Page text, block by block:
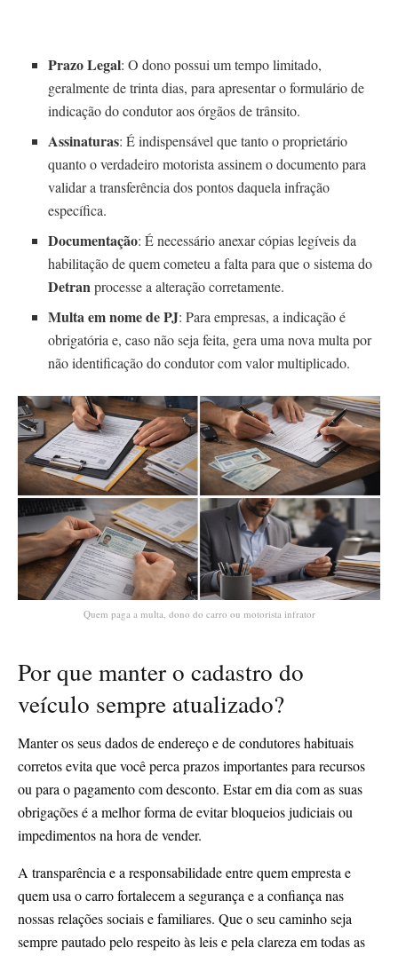
Prazo Legal: O dono possui um tempo limitado,
geralmente de trinta dias, para apresentar o formulário de
indicação do condutor aos órgãos de trânsito.
Assinaturas: É indispensável que tanto o proprietário
quanto o verdadeiro motorista assinem o documento para
validar a transferência dos pontos daquela infração
específica.
Documentação: É necessário anexar cópias legíveis da
habilitação de quem cometeu a falta para que o sistema do
Detranprocesse a alteração corretamente.
Multa em nome de PJ: Para empresas, a indicação é
obrigatória e, caso não seja feita, gera uma nova multa por
não identificação do condutor com valor multiplicado.
Quem paga a multa, dono do carro ou motorista infrator
Por que manter o cadastro do
veículo sempre atualizado?
Manter os seus dados de endereço e de condutores habituais
corretos evita que você perca prazos importantes para recursos
ou para o pagamento com desconto. Estar em dia com as suas
obrigações é a melhor forma de evitar bloqueios judiciais ou
impedimentos na hora de vender.
A transparência e a responsabilidade entre quem empresta e
quem usa o carro fortalecem a segurança e a confiança nas
nossas relações sociais e familiares. Que o seu caminho seja
sempre pautado pelo respeito às leis e pela clareza em todas as